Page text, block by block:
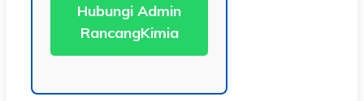
Hubungi Admin
RancangKimia